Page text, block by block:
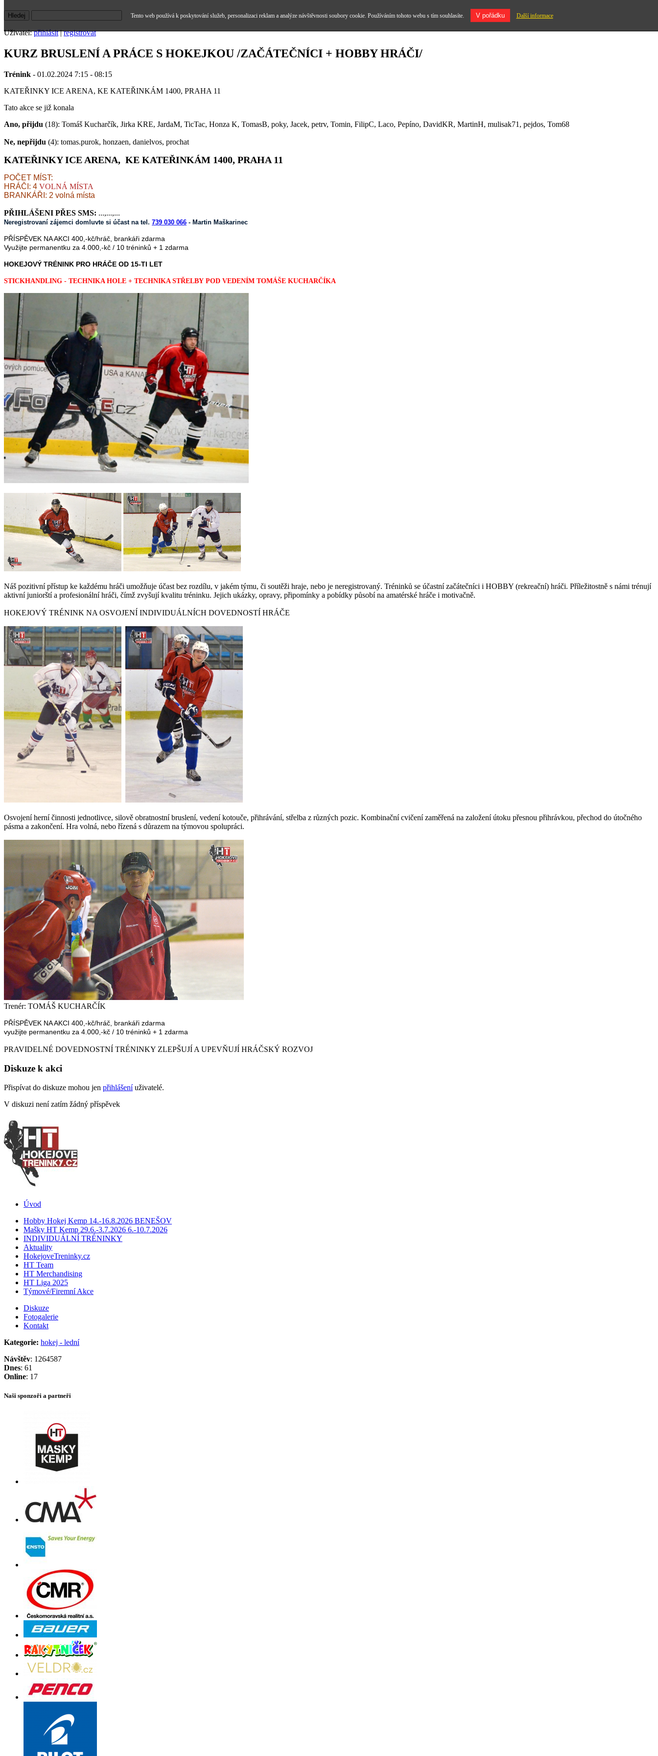
Uživatel:přihlásit|registrovat
KURZ BRUSLENÍ A PRÁCE S HOKEJKOU /ZAČÁTEČNÍCI + HOBBY HRÁČI/
Trénink - 01.02.2024 7:15 - 08:15
KATEŘINKY ICE ARENA, KE KATEŘINKÁM 1400, PRAHA 11
Tato akce se již konala
Ano, přijdu (18): Tomáš Kucharčík, Jirka KRE, JardaM, TicTac, Honza K, TomasB, poky, Jacek, petrv, Tomin, FilipC, Laco, Pepíno, DavidKR, MartinH, mulisak71, pejdos, Tom68
Ne, nepřijdu (4): tomas.purok, honzaen, danielvos, prochat
KATEŘINKY ICE ARENA, KE KATEŘINKÁM 1400, PRAHA 11
POČET MÍST:
HRÁČI: 4 VOLNÁ MÍSTA
BRANKÁŘI: 2 volná místa
PŘIHLÁŠENI PŘES SMS: ...,...,...
Neregistrovaní zájemci domluvte si účast na tel. 739 030 066 - Martin Maškarinec
PŘÍSPĚVEK NA AKCI 400,-kč/hráč, brankáři zdarma
Využijte permanentku za 4.000,-kč / 10 tréninků + 1 zdarma
HOKEJOVÝ TRÉNINK PRO HRÁČE OD 15-TI LET
STICKHANDLING - TECHNIKA HOLE + TECHNIKA STŘELBY POD VEDENÍM TOMÁŠE KUCHARČÍKA
Náš pozitivní přístup ke každému hráči umožňuje účast bez rozdílu, v jakém týmu, či soutěži hraje, nebo je neregistrovaný. Tréninků se účastní začátečníci i HOBBY (rekreační) hráči. Příležitostně s námi trénují
aktivní juniorští a profesionální hráči, čímž zvyšují kvalitu tréninku. Jejich ukázky, opravy, připomínky a pobídky působí na amatérské hráče i motivačně.
HOKEJOVÝ TRÉNINK NA OSVOJENÍ INDIVIDUÁLNÍCH DOVEDNOSTÍ HRÁČE
Osvojení herní činnosti jednotlivce, silově obratnostní bruslení, vedení kotouče, přihrávání, střelba z různých pozic. Kombinační cvičení zaměřená na založení útoku přesnou přihrávkou, přechod do útočného
pásma a zakončení. Hra volná, nebo řízená s důrazem na týmovou spolupráci.
Trenér: TOMÁŠ KUCHARČÍK
PŘÍSPĚVEK NA AKCI 400,-kč/hráč, brankáři zdarma
využijte permanentku za 4.000,-kč / 10 tréninků + 1 zdarma
PRAVIDELNÉ DOVEDNOSTNÍ TRÉNINKY ZLEPŠUJÍ A UPEVŇUJÍ HRÁČSKÝ ROZVOJ
Diskuze k akci
Přispívat do diskuze mohou jen přihlášeníuživatelé.
V diskuzi není zatím žádný příspěvek
Úvod
Hobby Hokej Kemp 14.-16.8.2026 BENEŠOV
Mašky HT Kemp 29.6.-3.7.2026 6.-10.7.2026
INDIVIDUÁLNÍ TRÉNINKY
Aktuality
HokejoveTreninky.cz
HT Team
HT Merchandising
HT Liga 2025
Týmové/Firemní Akce
Diskuze
Fotogalerie
Kontakt
Kategorie: hokej - lední
Návštěv: 1264587
Dnes: 61
Online: 17
Naši sponzoři a partneři
Tento web používá k poskytování služeb, personalizaci reklam a analýze návštěvnosti soubory cookie. Používáním tohoto webu s tím souhlasíte. V pořádku Další informace